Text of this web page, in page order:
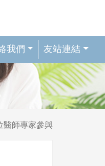
我們 友站連結
醫師專家參與